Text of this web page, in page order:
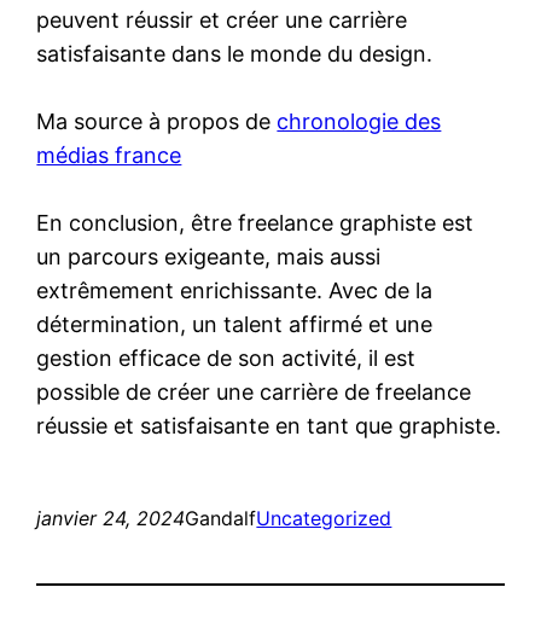
peuvent réussir et créer une carrière
satisfaisante dans le monde du design.
Ma source à propos de chronologie des
médias france
En conclusion, être freelance graphiste est
un parcours exigeante, mais aussi
extrêmement enrichissante. Avec de la
détermination, un talent affirmé et une
gestion efficace de son activité, il est
possible de créer une carrière de freelance
réussie et satisfaisante en tant que graphiste.
janvier 24, 2024GandalfUncategorized